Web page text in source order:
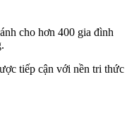
cho hơn 400 gia đình
tiếp cận với nền tri thức